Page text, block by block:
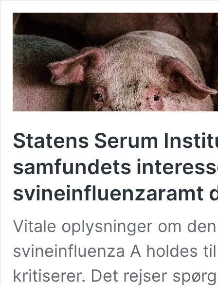
Statens Serum
samfundets
svineinfluenzaramt
Vitale oplysninger om
svineinfluenza A holdes
kritiserer. Det rejser